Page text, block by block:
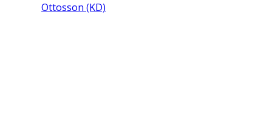
Ottosson (KD)